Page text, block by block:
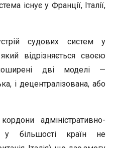
існує у Франції, Італії,
судових систем у
відрізняється своєю
дві моделі —
і децентралізована, або
адміністративно-
у більшості країн не